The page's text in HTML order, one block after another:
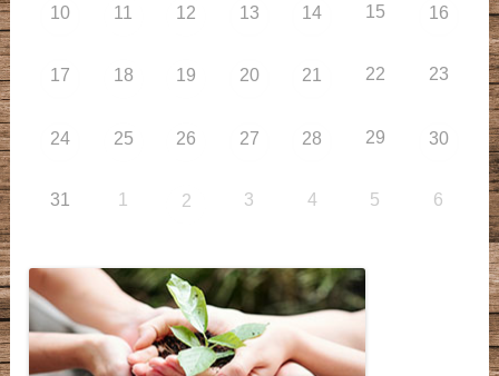
10 11 12 13 14 15 16
17 18 19 20 21 22 23
24 25 26 27 28 29 30
31 1 2 3 4 5 6